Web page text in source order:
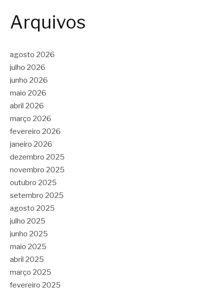
Arquivos
agosto 2026
julho 2026
junho 2026
maio 2026
abril 2026
março 2026
fevereiro 2026
janeiro 2026
dezembro 2025
novembro 2025
outubro 2025
setembro 2025
agosto 2025
julho 2025
junho 2025
maio 2025
abril 2025
março 2025
fevereiro 2025